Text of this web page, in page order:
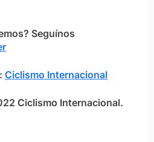
Seguínos
Ciclismo Internacional
Ciclismo Internacional.